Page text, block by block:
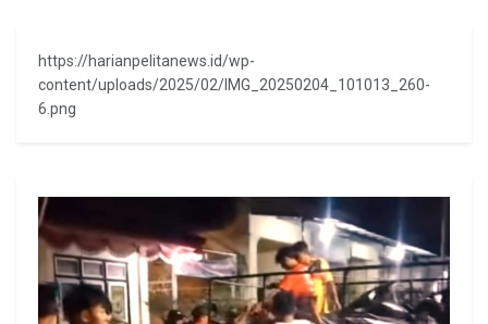
https://harianpelitanews.id/wp-
content/uploads/2025/02/IMG_20250204_101013_260-
6.png